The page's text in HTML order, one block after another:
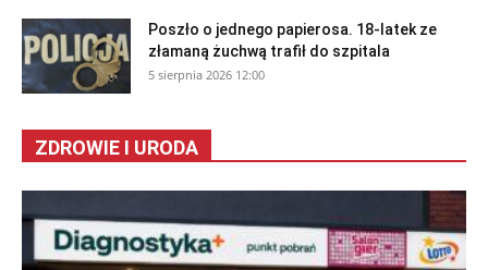
Poszło o jednego papierosa. 18-latek ze
złamaną żuchwą trafił do szpitala
5 sierpnia 2026 12:00
ZDROWIE I URODA